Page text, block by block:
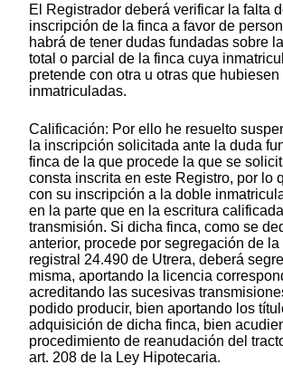
El Registrador deberá verificar la falta
inscripción de la finca a favor de
habrá de tener dudas fundadas sobre
total o parcial de la finca cuya
pretende con otra u otras que
inmatriculadas.
Calificación: Por ello he resuelto
la inscripción solicitada ante la duda
finca de la que procede la que se
consta inscrita en este Registro, por lo
con su inscripción a la doble
en la parte que en la escritura
transmisión. Si dicha finca, como se
anterior, procede por segregación de la
registral 24.490 de Utrera, deberá
misma, aportando la licencia
acreditando las sucesivas
podido producir, bien aportando los
adquisición de dicha finca, bien
procedimiento de reanudación del
art. 208 de la Ley Hipotecaria.